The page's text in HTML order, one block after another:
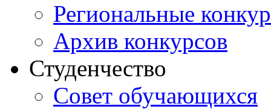
Региональные
Архив конкурсов
Студенчество
Совет обучающихся